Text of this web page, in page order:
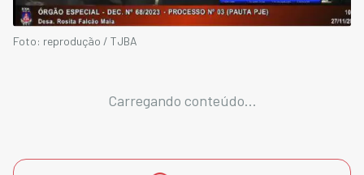
Foto: reprodução / TJBA
Carregando conteúdo...